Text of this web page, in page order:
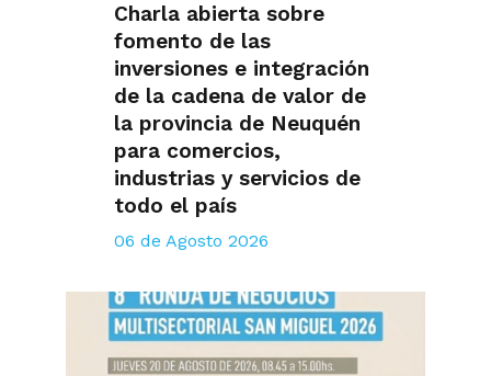
Charla abierta sobre
fomento de las
inversiones e integración
de la cadena de valor de
la provincia de Neuquén
para comercios,
industrias y servicios de
todo el país
06 de Agosto 2026